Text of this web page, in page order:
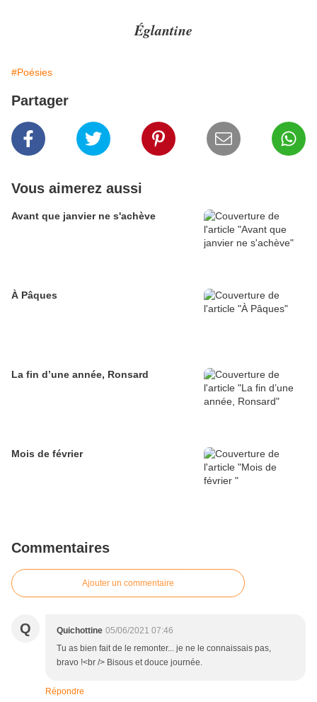
Églantine
#Poésies
Partager
Vous aimerez aussi
Avant que janvier ne s'achève
À Pâques
La fin d’une année, Ronsard
Mois de février
Commentaires
Ajouter un commentaire
Q Quichottine 05/06/2021 07:46
Tu as bien fait de le remonter... je ne le connaissais pas,
bravo !<br /> Bisous et douce journée.
Répondre